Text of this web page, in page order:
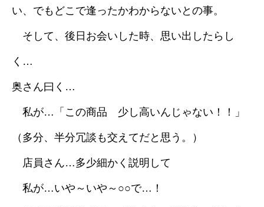
い、でもどこで逢ったかわからないとの事。
そして、後日お会いした時、思い出したらし
く…
奥さん曰く…
私が…「この商品 少し高いんじゃない！！」
（多分、半分冗談も交えてだと思う。）
店員さん…多少細かく説明して
私が…いや～いや～○○で…！